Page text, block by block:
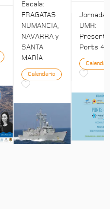
Escala:
FRAGATAS
NUMANCIA,
NAVARRA y
SANTA
MARÍA
Calendario
Jornadas
UMH:
Ports 4:0